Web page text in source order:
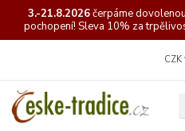
3.-21.8.2026čerpáme
pochopení! Sleva 10% za
CZK